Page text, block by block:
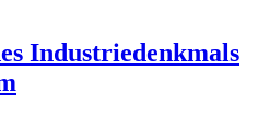
Industriedenkmals